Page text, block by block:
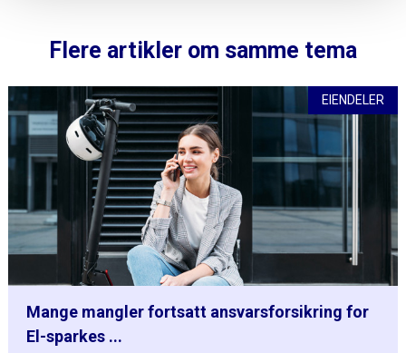
Flere artikler om samme tema
EIENDELER
Mange mangler fortsatt ansvarsforsikring for
El-sparkes ...